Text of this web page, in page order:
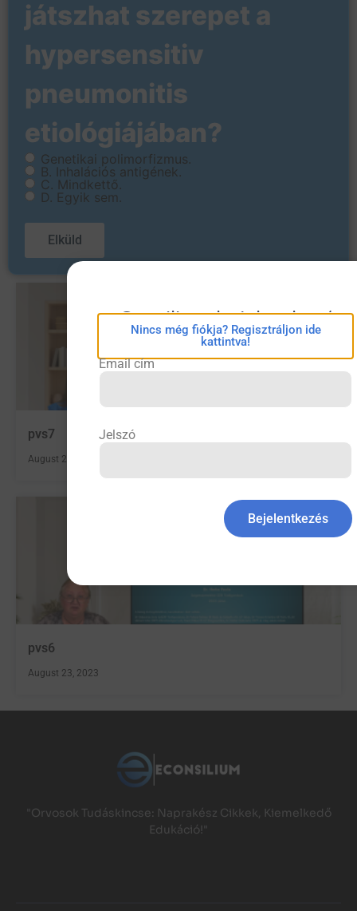
játszhat szerepet a
hypersensitiv
pneumonitis
etiológiájában?
Genetikai polimorfizmus.
B. Inhalációs antigének.
C. Mindkettő.
D. Egyik sem.
pvs7
August 23, 2023
pvs6
August 23, 2023
"Orvosok Tudáskincse: Naprakész Cikkek, Kiemelkedő
Edukáció!"
eConsilium bejelentkezés
Nincs még fiókja? Regisztráljon ide
kattintva!
Email cím
Jelszó
Bejelentkezés